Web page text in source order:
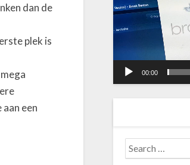
dan de
plek is
een
00:00
Search
for: